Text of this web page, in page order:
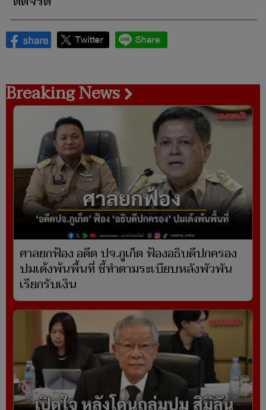
Breaking News
ศาลยกฟ้อง อดีต ปจ.ภูเก็ต ฟ้องอธิบดีปกครอง
ปมเด้งพ้นพื้นที่ ชี้ทำตามระเบียบหลังพัวพัน
เรียกรับเงิน